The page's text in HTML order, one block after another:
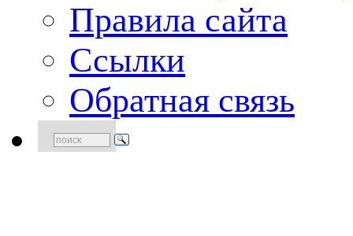
Правила сайта
Ссылки
Обратная связь